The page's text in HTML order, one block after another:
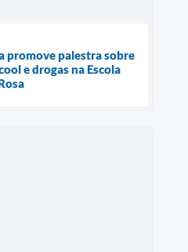
promove palestra sobre
e drogas na Escola